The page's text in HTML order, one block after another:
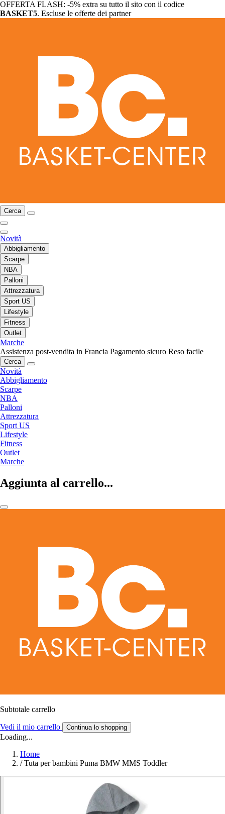
OFFERTA FLASH: -5% extra su tutto il sito con il codice
BASKET5. Escluse le offerte dei partner
Cerca
Novità
Abbigliamento
Scarpe
NBA
Palloni
Attrezzatura
Sport US
Lifestyle
Fitness
Outlet
Marche
Assistenza post-vendita in Francia Pagamento sicuro Reso facile
Cerca
Novità
Abbigliamento
Scarpe
NBA
Palloni
Attrezzatura
Sport US
Lifestyle
Fitness
Outlet
Marche
Aggiunta al carrello...
Subtotale carrello
Vedi il mio carrello Continua lo shopping
Loading...
Home
/ Tuta per bambini Puma BMW MMS Toddler